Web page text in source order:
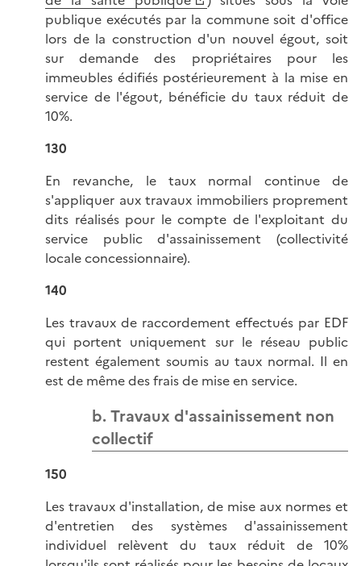
publique exécutés par la commune soit d'office
lors de la construction d'un nouvel égout, soit
sur demande des propriétaires pour les
immeubles édifiés postérieurement à la mise en
service de l'égout, bénéficie du taux réduit de
10%.
130
En revanche, le taux normal continue de
s'appliquer aux travaux immobiliers proprement
dits réalisés pour le compte de l'exploitant du
service public d'assainissement (collectivité
locale concessionnaire).
140
Les travaux de raccordement effectués par EDF
qui portent uniquement sur le réseau public
restent également soumis au taux normal. Il en
est de même des frais de mise en service.
b. Travaux d'assainissement non
collectif
150
Les travaux d'installation, de mise aux normes et
d'entretien des systèmes d'assainissement
individuel relèvent du taux réduit de 10%